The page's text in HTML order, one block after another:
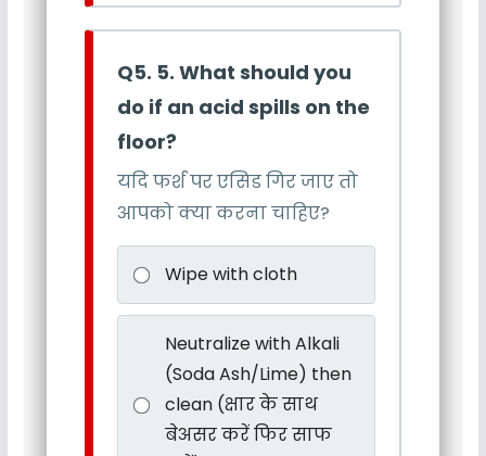
Q5. 5. What should you
do if an acid spills on the
floor?
यदि फर्श पर एसिड गिर जाए तो
आपको क्या करना चाहिए?
Wipe with cloth
Neutralize with Alkali
(Soda Ash/Lime) then
clean (क्षार के साथ
बेअसर करें फिर साफ